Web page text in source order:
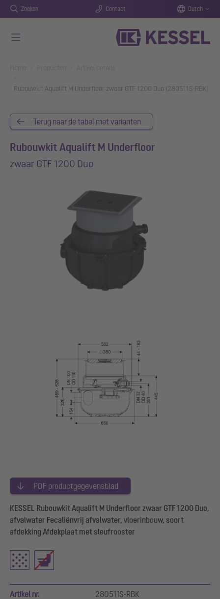
Zoeken Contact Dutch
Rubouwkit Aqualift M Underfloor zwaar GTF 1200 Duo (280511S-RBK)
Terug naar de tabel met varianten
Rubouwkit Aqualift M Underfloor
zwaar GTF 1200 Duo
PDF productgegevensblad
KESSEL Rubouwkit Aqualift M Underfloor zwaar GTF 1200 Duo,
afvalwater Fecaliënvrij afvalwater, vloerinbouw, soort
afdekking Afdekplaat met sleufrooster
Artikel nr. 280511S-RBK